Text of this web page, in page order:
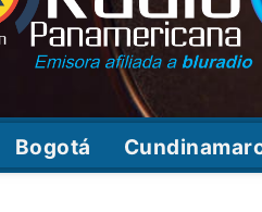
Bogotá